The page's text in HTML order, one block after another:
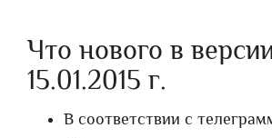
Что нового в
15.01.2015 г.
В соответствии с